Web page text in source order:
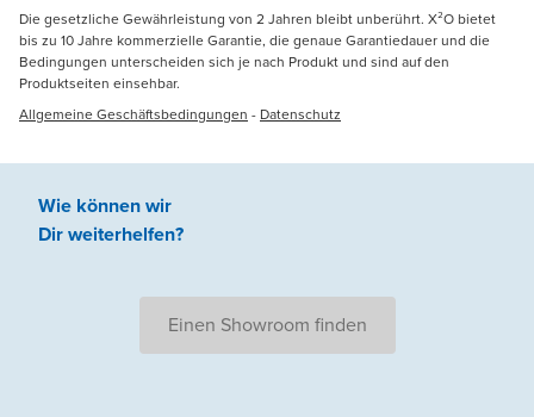
Die gesetzliche Gewährleistung von 2 Jahren bleibt unberührt. X²O bietet
bis zu 10 Jahre kommerzielle Garantie, die genaue Garantiedauer und die
Bedingungen unterscheiden sich je nach Produkt und sind auf den
Produktseiten einsehbar.
Allgemeine Geschäftsbedingungen - Datenschutz
Wie können wir
Dir weiterhelfen?
Einen Showroom finden